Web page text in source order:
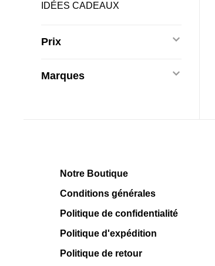
IDÉES CADEAUX
Prix
Marques
Notre Boutique
Conditions générales
Politique de confidentialité
Politique d'expédition
Politique de retour